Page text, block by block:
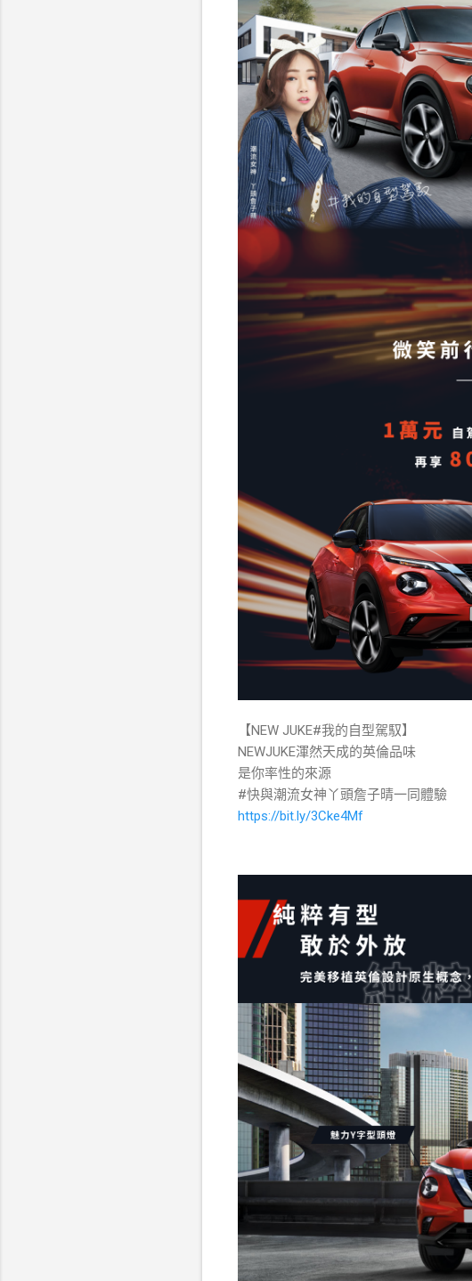
【NEW JUKE#我的自型駕馭】
NEWJUKE渾然天成的英倫品味
是你率性的來源
#快與潮流女神丫頭詹子晴一同體驗
https://bit.ly/3Cke4Mf